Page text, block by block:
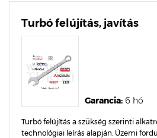
Turbó felújítás, javítás
Garancia: 6 hó
Turbó felújítás a szükség szerinti
technológiai leírás alapján. Üzemi